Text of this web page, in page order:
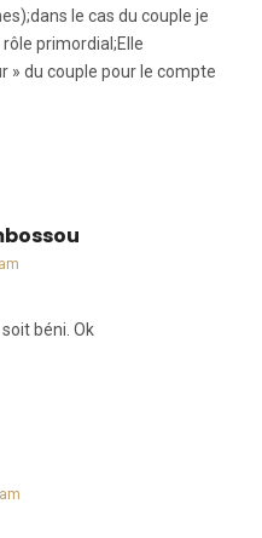
le cas du couple je
rôle primordial;Elle
» du couple pour le compte
béni. Ok